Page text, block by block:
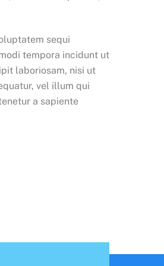
sequi
tempora incidunt ut
laboriosam, nisi ut
vel illum qui
a sapiente